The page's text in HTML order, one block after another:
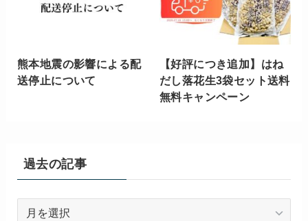
熊本地震の影響による配
送停止について
【好評につき追加】はね
だし落花生3袋セット送料
無料キャンペーン
過去の記事